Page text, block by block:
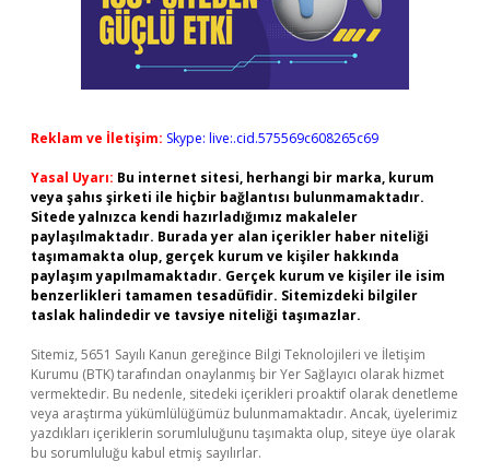
Reklam ve İletişim: Skype: live:.cid.575569c608265c69
Yasal Uyarı: Bu internet sitesi, herhangi bir marka, kurum
veya şahıs şirketi ile hiçbir bağlantısı bulunmamaktadır.
Sitede yalnızca kendi hazırladığımız makaleler
paylaşılmaktadır. Burada yer alan içerikler haber niteliği
taşımamakta olup, gerçek kurum ve kişiler hakkında
paylaşım yapılmamaktadır. Gerçek kurum ve kişiler ile isim
benzerlikleri tamamen tesadüfidir. Sitemizdeki bilgiler
taslak halindedir ve tavsiye niteliği taşımazlar.
Sitemiz, 5651 Sayılı Kanun gereğince Bilgi Teknolojileri ve İletişim
Kurumu (BTK) tarafından onaylanmış bir Yer Sağlayıcı olarak hizmet
vermektedir. Bu nedenle, sitedeki içerikleri proaktif olarak denetleme
veya araştırma yükümlülüğümüz bulunmamaktadır. Ancak, üyelerimiz
yazdıkları içeriklerin sorumluluğunu taşımakta olup, siteye üye olarak
bu sorumluluğu kabul etmiş sayılırlar.